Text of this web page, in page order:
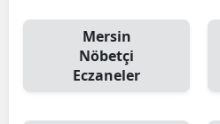
Mersin
Nöbetçi
Eczaneler